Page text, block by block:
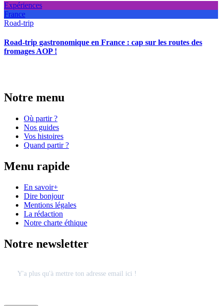
Expériences
France
Road-trip
Road-trip gastronomique en France : cap sur les routes des
fromages AOP !
Notre menu
Où partir ?
Nos guides
Vos histoires
Quand partir ?
Menu rapide
En savoir+
Dire bonjour
Mentions légales
La rédaction
Notre charte éthique
Notre newsletter